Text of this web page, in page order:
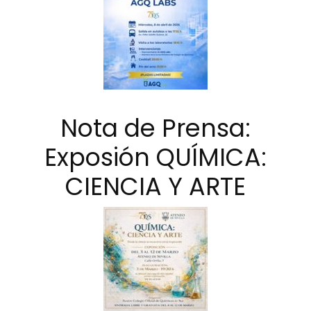
Nota de Prensa:
Exposión QUÍMICA:
CIENCIA Y ARTE